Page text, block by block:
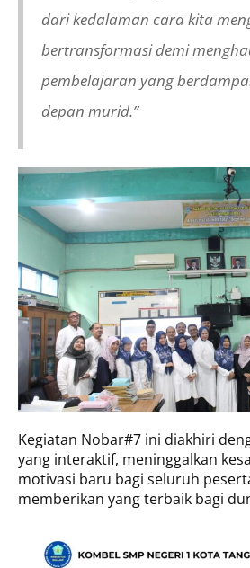
dari kedalaman cara kita
bertransformasi demi
pembelajaran yang
depan murid.”
Kegiatan Nobar#7 ini diakhiri
yang interaktif, meninggalkan
motivasi baru bagi seluruh
memberikan yang terbaik bagi